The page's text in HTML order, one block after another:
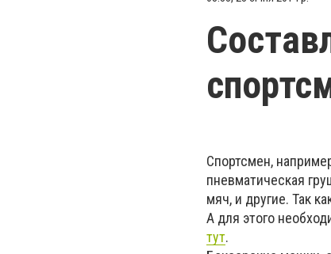
Спортсмен,
пневматическая
мяч, и другие. Так
А для этого
тут.